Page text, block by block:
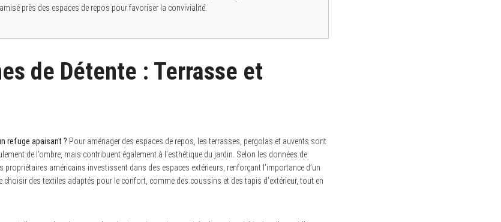
près des espaces de repos pour favoriser la convivialité.
de Détente : Terrasse et
refuge apaisant ? Pour aménager des espaces de repos, les terrasses, pergolas et auvents sont
de l’ombre, mais contribuent également à l’esthétique du jardin. Selon les données de
propriétaires américains investissent dans des espaces extérieurs, renforçant l’importance d’un
des textiles adaptés pour le confort, comme des coussins et des tapis d’extérieur, tout en